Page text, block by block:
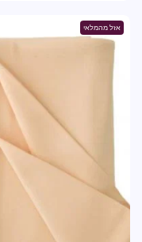
אזל מהמלאי